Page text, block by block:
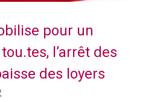
pour un
l’arrêt des
des loyers